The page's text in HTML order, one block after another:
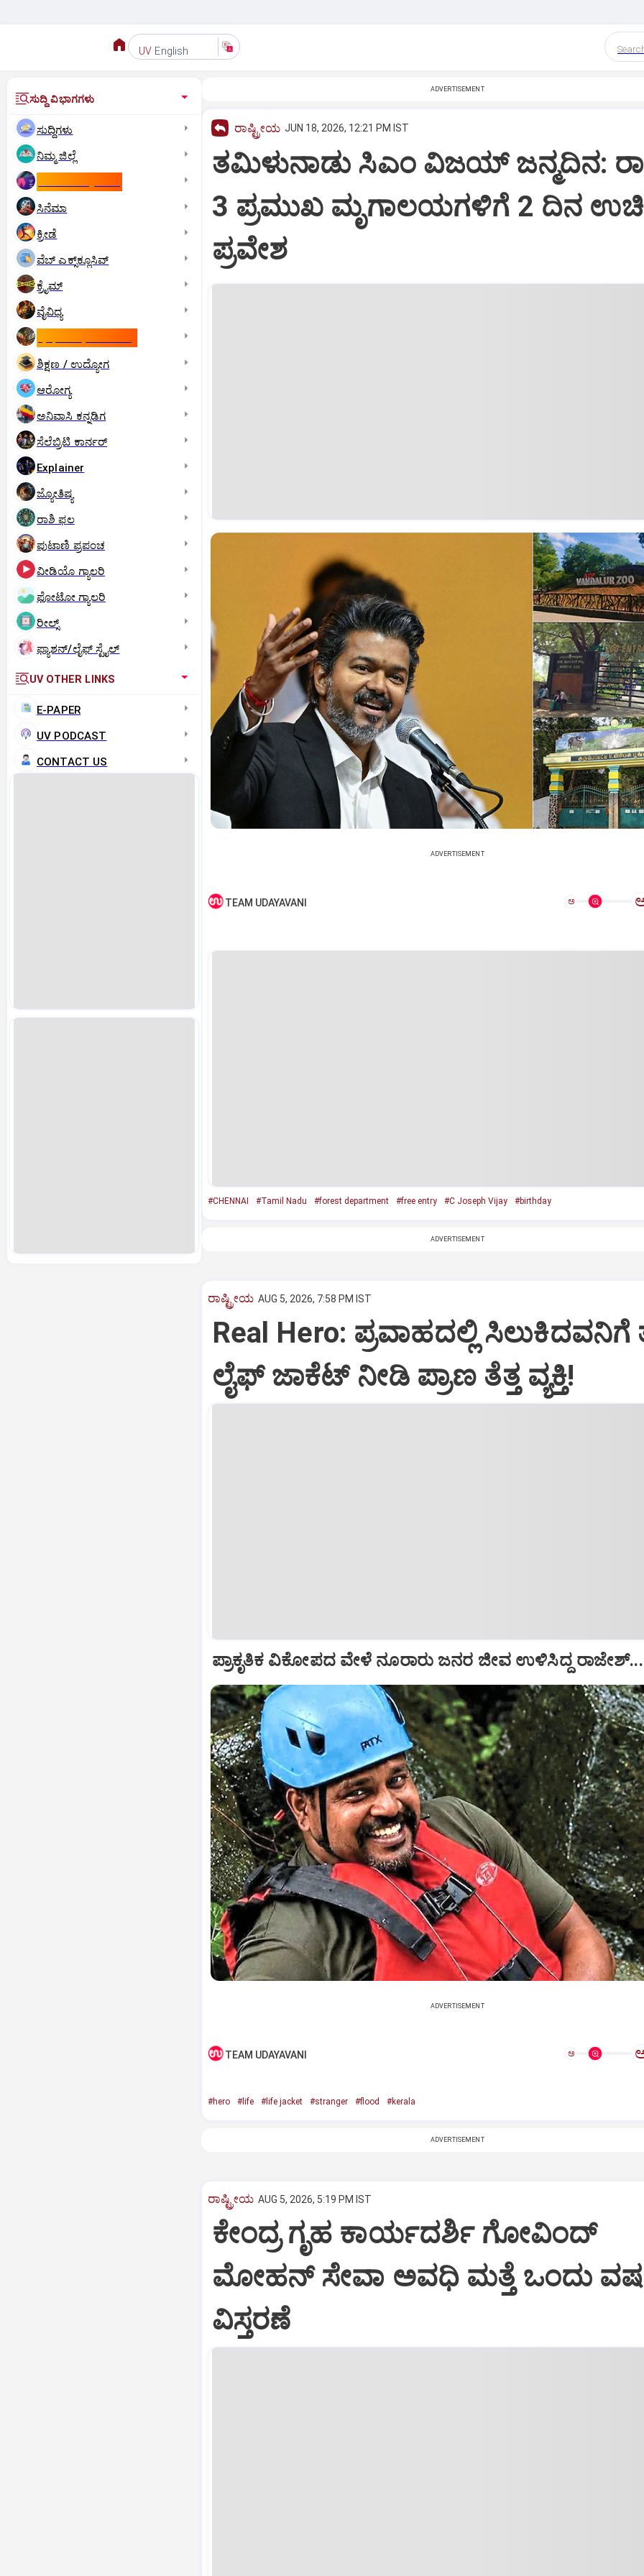
UV English
ಸುದ್ದಿ ವಿಭಾಗಗಳು
ಸುದ್ದಿಗಳು
ನಿಮ್ಮ ಜಿಲ್ಲೆ
ಸಿನೆಮಾ
ಕ್ರೀಡೆ
ವೆಬ್ ಎಕ್ಸ್‌ಕ್ಲೂಸಿವ್
ಕ್ರೈಮ್
ವೈವಿಧ್ಯ
ಶಿಕ್ಷಣ / ಉದ್ಯೋಗ
ಆರೋಗ್ಯ
ಅನಿವಾಸಿ ಕನ್ನಡಿಗ
ಸೆಲೆಬ್ರಿಟಿ ಕಾರ್ನರ್‌
Explainer
ಜ್ಯೋತಿಷ್ಯ
ರಾಶಿ ಫಲ
ಪುಟಾಣಿ ಪ್ರಪಂಚ
ವೀಡಿಯೊ ಗ್ಯಾಲರಿ
ಫೋಟೋ ಗ್ಯಾಲರಿ
ರೀಲ್ಸ್
ಫ್ಯಾಶನ್/ಲೈಫ್‌ ಸ್ಟೈಲ್
UV OTHER LINKS
E-PAPER
UV PODCAST
CONTACT US
ADVERTISEMENT
ರಾಷ್ಟ್ರೀಯ JUN 18, 2026, 12:21 PM IST
ತಮಿಳುನಾಡು ಸಿಎಂ ವಿಜಯ್ ಜನ್ಮದಿನ:
3 ಪ್ರಮುಖ ಮೃಗಾಲಯಗಳಿಗೆ 2 ದಿನ
ಪ್ರವೇಶ
ADVERTISEMENT
TEAM UDAYAVANI ಅ
#CHENNAI #Tamil Nadu #forest department #free entry #C Joseph Vijay #birthday
ADVERTISEMENT
ರಾಷ್ಟ್ರೀಯ AUG 5, 2026, 7:58 PM IST
Real Hero: ಪ್ರವಾಹದಲ್ಲಿ ಸಿಲುಕಿದವನಿಗೆ
ಲೈಫ್ ಜಾಕೆಟ್ ನೀಡಿ ಪ್ರಾಣ ತೆತ್ತ ವ್ಯಕ್ತಿ!
ಪ್ರಾಕೃತಿಕ ವಿಕೋಪದ ವೇಳೆ ನೂರಾರು ಜನರ ಜೀವ ಉಳಿಸಿದ್ದ ರಾಜೇಶ್‌...
ADVERTISEMENT
TEAM UDAYAVANI ಅ
#hero #life #life jacket #stranger #flood #kerala
ADVERTISEMENT
ರಾಷ್ಟ್ರೀಯ AUG 5, 2026, 5:19 PM IST
ಕೇಂದ್ರ ಗೃಹ ಕಾರ್ಯದರ್ಶಿ ಗೋವಿಂದ್
ಮೋಹನ್ ಸೇವಾ ಅವಧಿ ಮತ್ತೆ ಒಂದು
ವಿಸ್ತರಣೆ